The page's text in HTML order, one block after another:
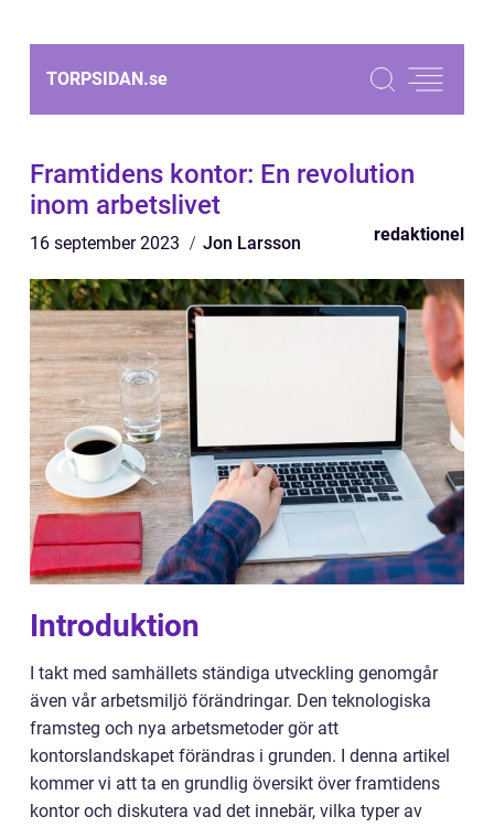
TORPSIDAN.se
Framtidens kontor: En revolution
inom arbetslivet
16 september 2023 Jon Larsson redaktionel
Introduktion
I takt med samhällets ständiga utveckling genomgår
även vår arbetsmiljö förändringar. Den teknologiska
framsteg och nya arbetsmetoder gör att
kontorslandskapet förändras i grunden. I denna artikel
kommer vi att ta en grundlig översikt över framtidens
kontor och diskutera vad det innebär, vilka typer av